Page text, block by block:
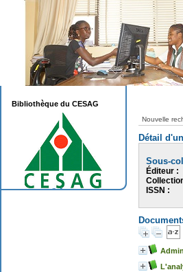
Nouvelle
Détail
Sous-
Éditeur :
ISSN :
Bibliothèque du CESAG